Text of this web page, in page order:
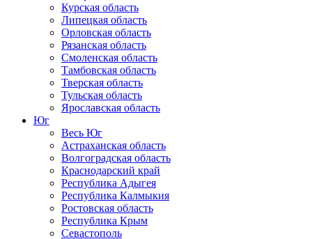
Курская область
Липецкая область
Орловская область
Рязанская область
Смоленская область
Тамбовская область
Тверская область
Тульская область
Ярославская область
Юг
Весь Юг
Астраханская область
Волгоградская область
Краснодарский край
Республика Адыгея
Республика Калмыкия
Ростовская область
Республика Крым
Севастополь